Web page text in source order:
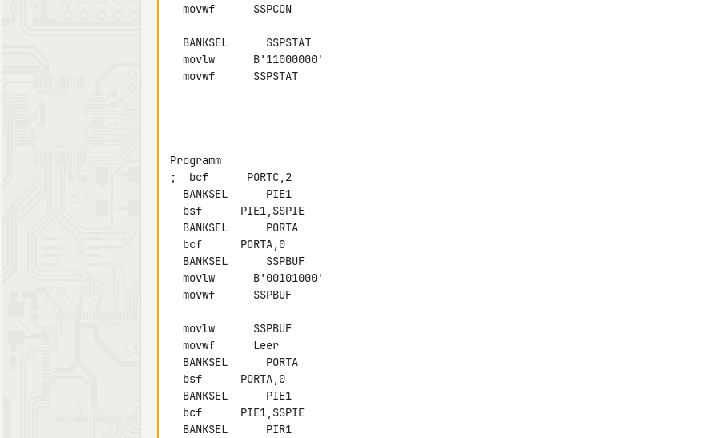
Programm
;  bcf      PORTC,2